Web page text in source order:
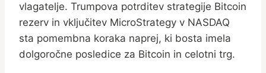
vlagatelje. Trumpova potrditev strategije Bitcoin
rezerv in vključitev MicroStrategy v NASDAQ
sta pomembna koraka naprej, ki bosta imela
dolgoročne posledice za Bitcoin in celotni trg.